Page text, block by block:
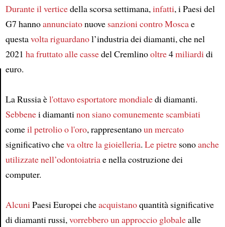
Article
Duranteil verticedella scorsa settimana, infatti, i Paesi del
G7 hannoannunciatonuove sanzioni controMoscae
questavoltariguardanol’industria dei diamanti, che nel
2021 ha fruttato alle cassedel Cremlinooltre4miliardi di
euro.
La Russia èl'ottavo esportatore mondialedi diamanti.
Sebbenei diamanti non siano comunemente scambiati
comeil petrolio o l'oro, rappresentanoun mercato
significativo cheva oltrela gioielleria. Le pietresonoanche
utilizzatenell’odontoiatriae nella costruzione dei
computer.
Alcuni Paesi Europei cheacquistanoquantità significative
di diamanti russi, vorrebberoun approccio globalealle